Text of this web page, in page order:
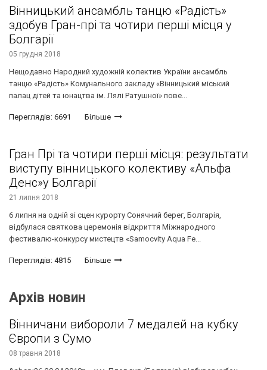
Вінницький ансамбль танцю «Радість»
здобув Гран-прі та чотири перші місця у
Болгарії
05 грудня 2018
Нещодавно Народний художній колектив України ансамбль
танцю «Радість» Комунального закладу «Вінницький міський
палац дітей та юнацтва ім. Лялі Ратушної» пове...
Переглядів: 6691 Більше
Гран Прі та чотири перші місця: результати
виступу вінницького колективу «Альфа
Денс»у Болгарії
21 липня 2018
6 липня на одній зі сцен курорту Сонячний берег, Болгарія,
відбулася святкова церемонія відкриття Міжнародного
фестивалю-конкурсу мистецтв «Samocvity Aqua Fe...
Переглядів: 4815 Більше
Архів новин
Вінничани вибороли 7 медалей на кубку
Європи з Сумо
08 травня 2018